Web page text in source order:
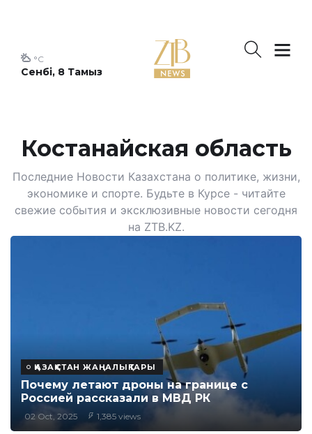
Сенбі, 8 Тамыз
°C
Костанайская область
Последние Новости Казахстана о политике, жизни,
экономике и спорте. Будьте в Курсе - читайте
свежие события и эксклюзивные новости сегодня
на ZTB.KZ.
ҚАЗАҚСТАН ЖАҢАЛЫҚТАРЫ
Почему летают дроны на границе с
Россией рассказали в МВД РК
02 Oct, 2025 1,385 views